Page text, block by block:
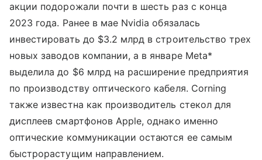
акции подорожали почти в шесть раз с конца
2023 года. Ранее в мае Nvidia обязалась
инвестировать до $3.2 млрд в строительство трех
новых заводов компании, а в январе Meta*
выделила до $6 млрд на расширение предприятия
по производству оптического кабеля. Corning
также известна как производитель стекол для
дисплеев смартфонов Apple, однако именно
оптические коммуникации остаются ее самым
быстрорастущим направлением.